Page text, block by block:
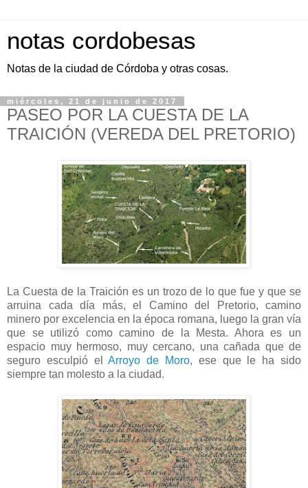
notas cordobesas
Notas de la ciudad de Córdoba y otras cosas.
miércoles, 21 de junio de 2017
PASEO POR LA CUESTA DE LA
TRAICIÓN (VEREDA DEL PRETORIO)
La Cuesta de la Traición es un trozo de lo que fue y que se
arruina cada día más, el Camino del Pretorio, camino
minero por excelencia en la época romana, luego la gran vía
que se utilizó como camino de la Mesta. Ahora es un
espacio muy hermoso, muy cercano, una cañada que de
seguro esculpió elArroyo de Moro, ese que le ha sido
siempre tan molesto a la ciudad.